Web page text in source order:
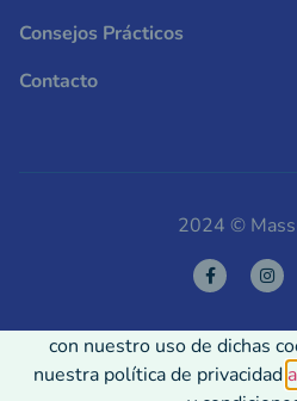
Consejos Prácticos
Contacto
2024 ©
Usamos Cookies en nuestra
con nuestro uso de dichas
nuestra política de privacidad